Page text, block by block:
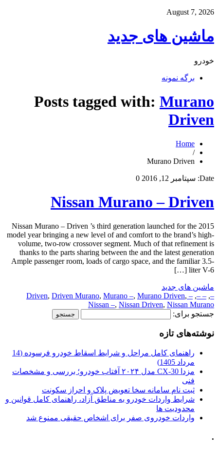
August 7, 2026
ماشین های جدید
خودرو
برگه نمونه
Posts tagged with: Murano
Driven
Home
/
Murano Driven
Date: سپتامبر 12, 2016 0
Nissan Murano – Driven
Nissan Murano – Driven ’s third generation launched for the 2015
model year bringing a new level of and comfort to the brand’s high-
volume, two-row crossover segment. Much of that refinement is
thanks to the parts sharing between the and the latest generation
Ample passenger room, loads of cargo space, and the familiar 3.5-
liter V-6 […]
ماشین های جدید
–
,
– –
,
– Driven
, Driven Murano, Murano –, Murano Driven,
Nissan –, Nissan Driven, Nissan Murano
جستجو برای:
نوشته‌های تازه
راهنمای کامل مراحل و شرایط اسقاط خودرو فرسوده (14
مرداد 1405)
مزدا CX-30 مدل ۲۰۲۴ آفتاب خودرو؛ بررسی و مشخصات
فنی
ثبت نام سامانه سخا تعویض پلاک و احراز سکونت
شرایط واردات خودرو به مناطق آزاد، راهنمای کامل قوانین و
محدودیت ها
واردات خودروی صفر برای اشخاص حقیقی ممنوع شد
.